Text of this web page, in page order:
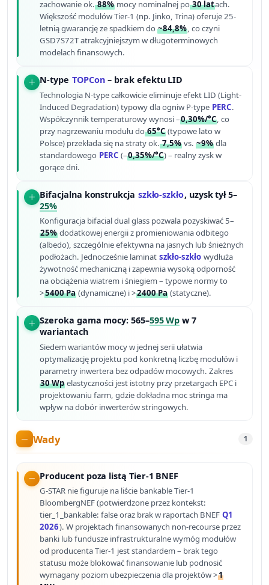
zachowanie ok.88% mocy nominalnej po30 latach.
Większość modułów Tier-1 (np. Jinko, Trina) oferuje 25-
letnią gwarancję ze spadkiem do~84,8%, co czyni
GSD7S72T atrakcyjniejszym w długoterminowych
modelach finansowych.
N-type TOPCon – brak efektu LID
Technologia N-type całkowicie eliminuje efekt LID (Light-
Induced Degradation) typowy dla ogniw P-type PERC.
Współczynnik temperaturowy wynosi –0,30%/°C, co
przy nagrzewaniu modułu do65°C (typowe lato w
Polsce) przekłada się na straty ok.7,5% vs.~9% dla
standardowego PERC (–0,35%/°C) – realny zysk w
gorące dni.
Bifacjalna konstrukcja szkło-szkło, uzysk tył 5–
25%
Konfiguracja bifacial dual glass pozwala pozyskiwać 5–
25% dodatkowej energii z promieniowania odbitego
(albedo), szczególnie efektywna na jasnych lub śnieżnych
podłożach. Jednocześnie laminat szkło-szkło wydłuża
żywotność mechaniczną i zapewnia wysoką odporność
na obciążenia wiatrem i śniegiem – typowe normy to
>5400 Pa (dynamiczne) i >2400 Pa (statyczne).
Szeroka gama mocy: 565–595 Wp w 7
wariantach
Siedem wariantów mocy w jednej serii ułatwia
optymalizację projektu pod konkretną liczbę modułów i
parametry inwertera bez odpadów mocowych. Zakres
30 Wp elastyczności jest istotny przy przetargach EPC i
projektowaniu farm, gdzie dokładna moc stringa ma
wpływ na dobór inwerterów stringowych.
Wady 1
Producent poza listą Tier-1 BNEF
G-STAR nie figuruje na liście bankable Tier-1
BloombergNEF (potwierdzone przez kontekst:
tier_1_bankable: false oraz brak w raportach BNEF Q1
2026). W projektach finansowanych non-recourse przez
banki lub fundusze infrastrukturalne wymóg modułów
od producenta Tier-1 jest standardem – brak tego
statusu może blokować finansowanie lub podnosić
wymagany poziom ubezpieczenia dla projektów >1